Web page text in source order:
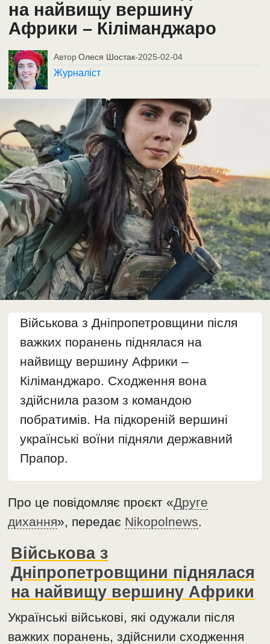
на найвищу вершину
Африки – Кіліманджаро
Автор Олеся Шостак-2025-02-04
Журналіст
Військова з Дніпропетровщини після
важких поранень піднялася на
найвищу вершину Африки –
Кіліманджаро. Сходження вона
здійснила разом з командою
побратимів. На підкореній вершині
українські воїни підняли державний
Прапор.
Про це повідомляє проєкт «Друге
дихання», передає Nikopolnews
Військова з
Дніпропетровщини піднялася
на найвищу вершину Африки
Українські військові, які одужали після
важких поранень, здійснили сходження